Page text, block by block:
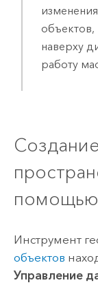
объектов,
наверху
работу
помощью
Инструмент
объектов
Управление